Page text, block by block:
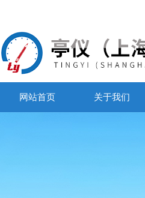
网站首页 关于我们